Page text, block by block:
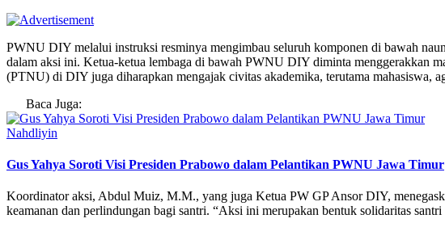
PWNU DIY melalui instruksi resminya mengimbau seluruh komponen di bawah
dalam aksi ini. Ketua-ketua lembaga di bawah PWNU DIY diminta menggerakkan
(PTNU) di DIY juga diharapkan mengajak civitas akademika, terutama mahasiswa,
Baca Juga:
Nahdliyin
Gus Yahya Soroti Visi Presiden Prabowo dalam Pelantikan PWNU Jawa Timur
Koordinator aksi, Abdul Muiz, M.M., yang juga Ketua PW GP Ansor DIY,
keamanan dan perlindungan bagi santri. “Aksi ini merupakan bentuk solidaritas